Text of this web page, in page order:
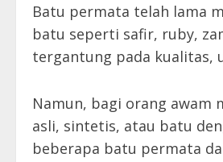
Batu permata telah lama
batu seperti safir, ruby,
tergantung pada kualitas,
Namun, bagi orang awam
asli, sintetis, atau batu
beberapa batu permata